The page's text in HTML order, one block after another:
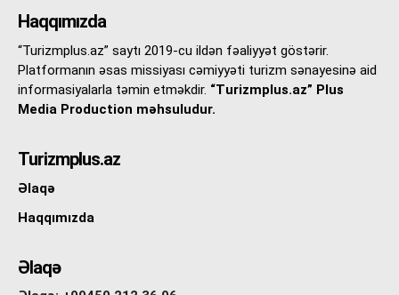
Haqqımızda
“Turizmplus.az” saytı 2019-cu ildən fəaliyyət göstərir.
Platformanın əsas missiyası cəmiyyəti turizm sənayesinə aid
informasiyalarla təmin etməkdir. “Turizmplus.az” Plus
Media Production məhsuludur.
Turizmplus.az
Əlaqə
Haqqımızda
Əlaqə